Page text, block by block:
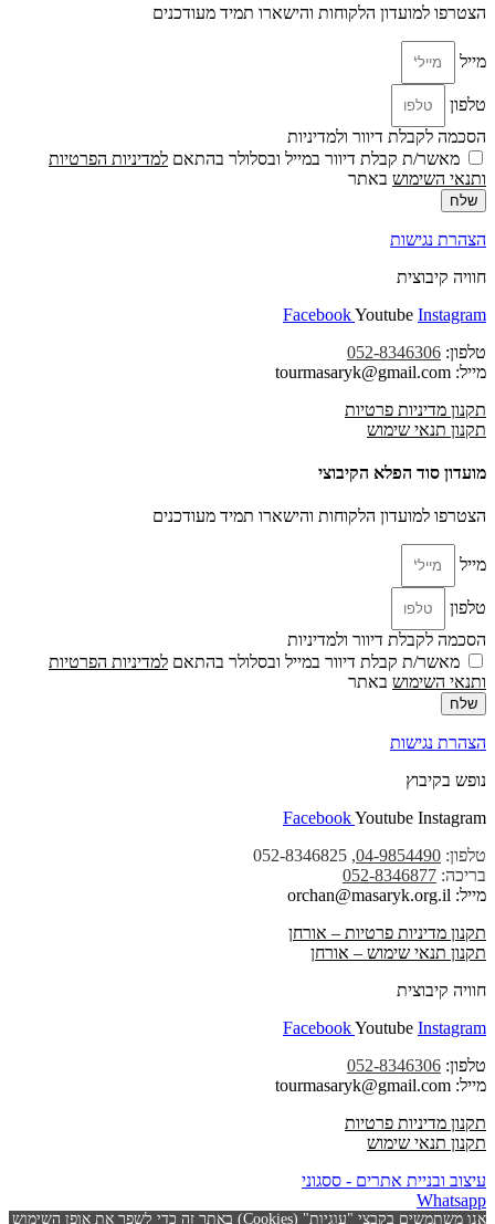
הצטרפו למועדון הלקוחות והישארו תמיד מעודכנים
מייל
טלפון
הסכמה לקבלת דיוור ולמדיניות
מאשר/ת קבלת דיוור במייל ובסלולר בהתאם למדיניות הפרטיות
ותנאי השימוש באתר
שלח
הצהרת נגישות
חוויה קיבוצית
FacebookYoutube Instagram
טלפון: 052-8346306
מייל: tourmasaryk@gmail.com
תקנון מדיניות פרטיות
תקנון תנאי שימוש
מועדון סוד הפלא הקיבוצי
הצטרפו למועדון הלקוחות והישארו תמיד מעודכנים
מייל
טלפון
הסכמה לקבלת דיוור ולמדיניות
מאשר/ת קבלת דיוור במייל ובסלולר בהתאם למדיניות הפרטיות
ותנאי השימוש באתר
שלח
הצהרת נגישות
נופש בקיבוץ
FacebookYoutube Instagram
טלפון: 04-9854490
, 052-8346825
בריכה: 052-8346877
מייל: orchan@masaryk.org.il
תקנון מדיניות פרטיות – אורחן
תקנון תנאי שימוש – אורחן
חוויה קיבוצית
FacebookYoutube Instagram
טלפון: 052-8346306
מייל: tourmasaryk@gmail.com
תקנון מדיניות פרטיות
תקנון תנאי שימוש
עיצוב ובניית אתרים - ססגוני
Whatsapp
אנו משתמשים בקבצי "עוגיות" (Cookies) באתר זה כדי לשפר את אופן השימוש